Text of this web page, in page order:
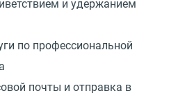
и удержанием
по профессиональной
почты и отправка в